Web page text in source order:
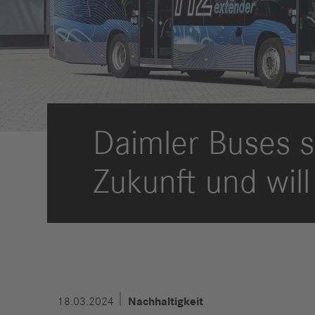
Compliance
Historie
Standorte
Events Karriere
Studierende &
Schüler
Daimler Buses
Zukunft und
18.03.2024 Nachhaltigkeit